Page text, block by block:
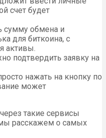
счет будет
сумму обмена и
для биткоина, с
активы.
подтвердить заявку на
нажать на кнопку по
может
такие сервисы
расскажем о самых